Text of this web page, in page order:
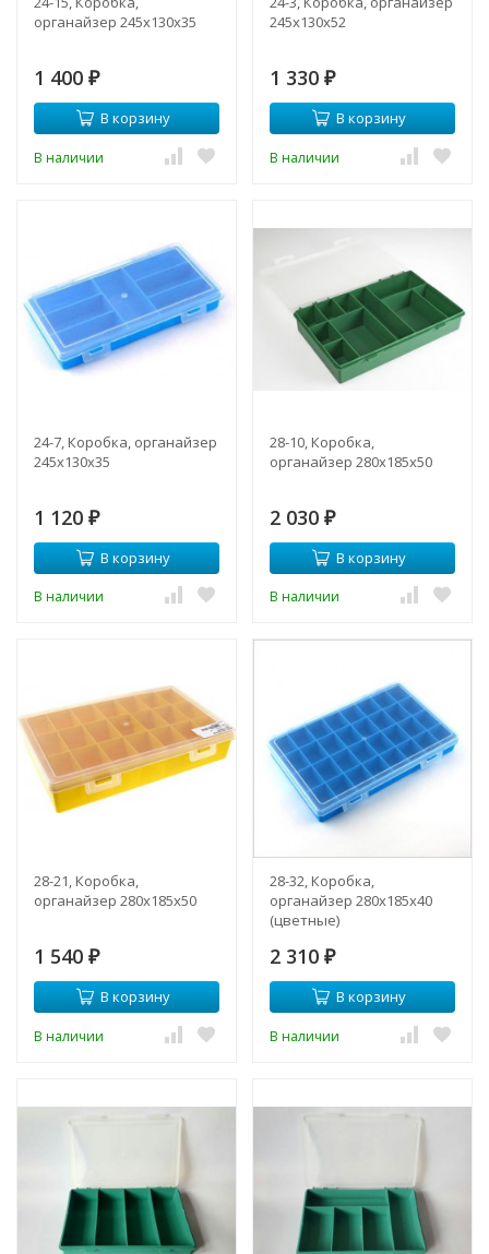
органайзер 245х130х35
1 400 ₽
В корзину
В наличии
245х130х52
1 330 ₽
В корзину
В наличии
24-7, Коробка, органайзер
245х130х35
1 120 ₽
В корзину
В наличии
28-10, Коробка,
органайзер 280х185х50
2 030 ₽
В корзину
В наличии
28-21, Коробка,
органайзер 280х185х50
1 540 ₽
В корзину
В наличии
28-32, Коробка,
органайзер 280х185х40
(цветные)
2 310 ₽
В корзину
В наличии